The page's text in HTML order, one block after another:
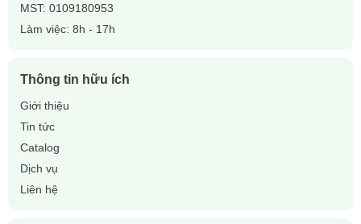
MST: 0109180953
Làm việc: 8h - 17h
Thông tin hữu ích
Giới thiệu
Tin tức
Catalog
Dịch vụ
Liên hệ